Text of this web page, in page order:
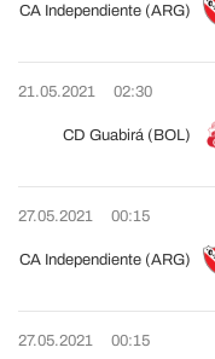
CA Independiente (ARG)
21.05.2021 02:30
CD Guabirá (BOL)
27.05.2021 00:15
CA Independiente (ARG)
27.05.2021 00:15